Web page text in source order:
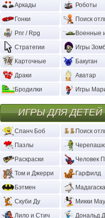
Аркады
Роботы
Гонки
Поиск
Рпг / Rpg
Военные
Стратегии
Игры
Карточные
Бакуган
Драки
Аватар
Бродилки
Игры
ИГРЫ ДЛЯ ДЕТЕЙ
Спанч Боб
Поиск
Пазлы
Раскраски
Человек
Том и Джерри
Гарфилд
Бэтмен
Скуби Ду
Микки
Лило и Стич
Дональд